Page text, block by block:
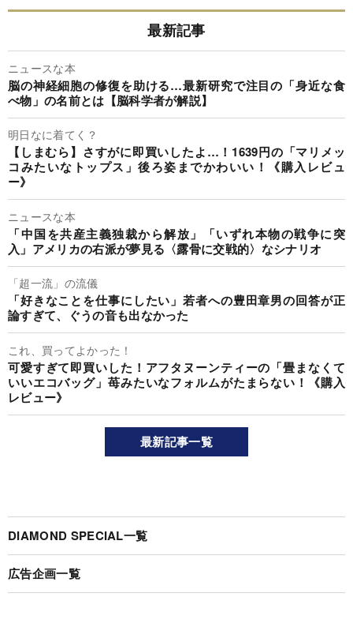
最新記事
ニュースな本
脳の神経細胞の修復を助ける…最新研究で注目の「身近な食
べ物」の名前とは【脳科学者が解説】
明日なに着てく？
【しまむら】さすがに即買いしたよ…！1639円の「マリメッ
コみたいなトップス」後ろ姿までかわいい！《購入レビュ
ー》
ニュースな本
「中国を共産主義独裁から解放」「いずれ本物の戦争に突
入」アメリカの右派が夢見る〈露骨に交戦的〉なシナリオ
「超一流」の流儀
「好きなことを仕事にしたい」若者への豊田章男の回答が正
論すぎて、ぐうの音も出なかった
これ、買ってよかった！
可愛すぎて即買いした！アフタヌーンティーの「畳まなくて
いいエコバッグ」苺みたいなフォルムがたまらない！《購入
レビュー》
最新記事一覧
DIAMOND SPECIAL一覧
広告企画一覧